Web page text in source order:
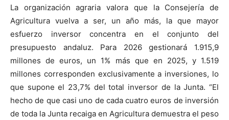
La organización agraria valora que la Consejería de
Agricultura vuelva a ser, un año más, la que mayor
esfuerzo inversor concentra en el conjunto del
presupuesto andaluz. Para 2026 gestionará 1.915,9
millones de euros, un 1% más que en 2025, y 1.519
millones corresponden exclusivamente a inversiones, lo
que supone el 23,7% del total inversor de la Junta. “El
hecho de que casi uno de cada cuatro euros de inversión
de toda la Junta recaiga en Agricultura demuestra el peso